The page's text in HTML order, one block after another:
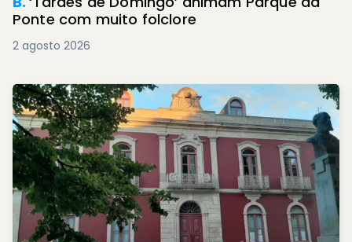
Ponte com muito folclore
2 agosto 2026